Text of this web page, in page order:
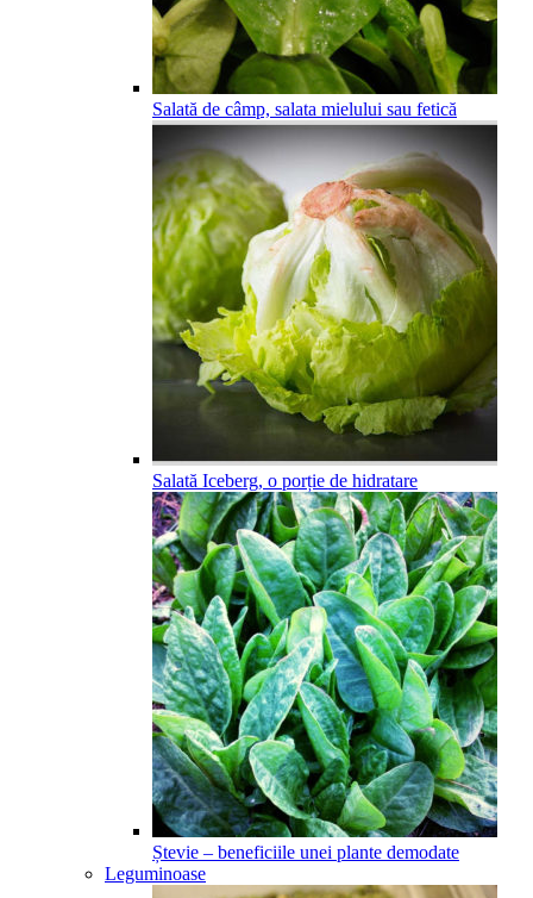
Salată de câmp, salata mielului sau fetică
Salată Iceberg, o porție de hidratare
Ștevie – beneficiile unei plante demodate
Leguminoase